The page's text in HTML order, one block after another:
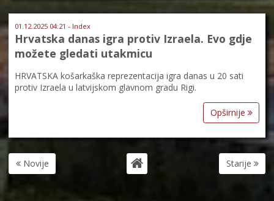
01.12.2025 04:21 - Index
Hrvatska danas igra protiv Izraela. Evo gdje
možete gledati utakmicu
HRVATSKA košarkaška reprezentacija igra danas u 20 sati
protiv Izraela u latvijskom glavnom gradu Rigi.
Opširnije
Novije Starije